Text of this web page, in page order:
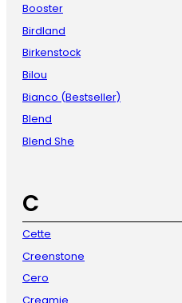
Booster
Birdland
Birkenstock
Bilou
Bianco (Bestseller)
Blend
Blend She
C
Cette
Creenstone
Cero